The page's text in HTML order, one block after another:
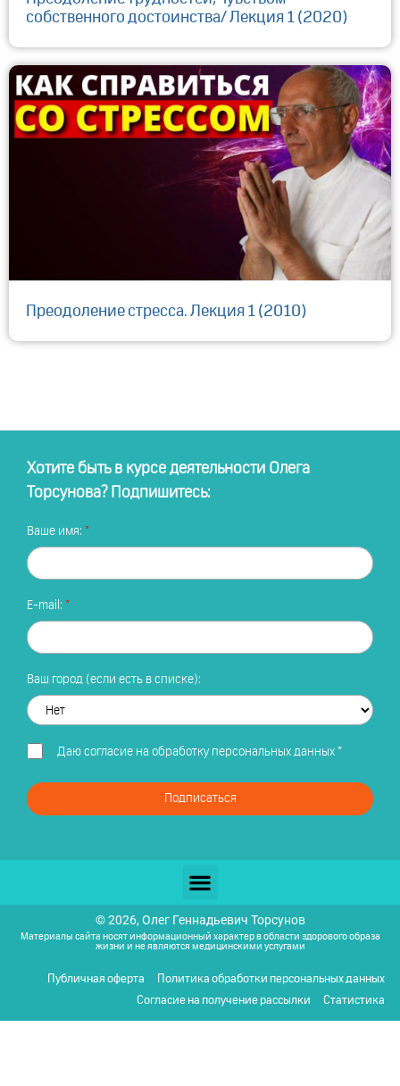
собственного достоинства/ Лекция 1 (2020)
Преодоление стресса. Лекция 1 (2010)
Хотите быть в курсе деятельности Олега
Торсунова? Подпишитесь:
Ваше имя:
E-mail:
Ваш город (если есть в списке):
Даю согласие на обработку персональных данных*
Подписаться
© 2026, Олег Геннадьевич Торсунов
Материалы сайта носят информационный характер в области здорового образа
жизни и не являются медицинскими услугами
Публичная оферта
Политика обработки персональных данных
Согласие на получение рассылки
Статистика